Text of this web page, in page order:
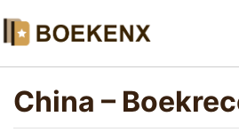
China –